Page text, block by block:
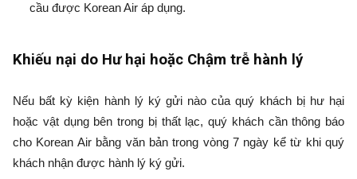
cầu được Korean Air áp dụng.
Khiếu nại do Hư hại hoặc Chậm trễ hành lý
Nếu bất kỳ kiện hành lý ký gửi nào của quý khách bị hư hại
hoặc vật dụng bên trong bị thất lạc, quý khách cần thông báo
cho Korean Air bằng văn bản trong vòng 7 ngày kể từ khi quý
khách nhận được hành lý ký gửi.